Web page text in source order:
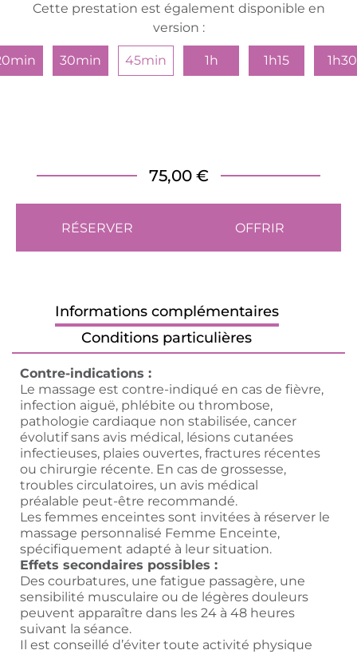
Cette prestation est également disponible en
version :
30min 45min 1h 1h15 1h30
RÉSERVER OFFRIR
75,00 €
Informations complémentaires
Conditions particulières
Contre-indications :
Le massage est contre-indiqué en cas de fièvre,
infection aiguë, phlébite ou thrombose,
pathologie cardiaque non stabilisée, cancer
évolutif sans avis médical, lésions cutanées
infectieuses, plaies ouvertes, fractures récentes
ou chirurgie récente. En cas de grossesse,
troubles circulatoires, un avis médical
préalable peut-être recommandé.
Les femmes enceintes sont invitées à réserver le
massage personnalisé Femme Enceinte,
spécifiquement adapté à leur situation.
Effets secondaires possibles :
Des courbatures, une fatigue passagère, une
sensibilité musculaire ou de légères douleurs
peuvent apparaître dans les 24 à 48 heures
suivant la séance.
Il est conseillé d’éviter toute activité physique